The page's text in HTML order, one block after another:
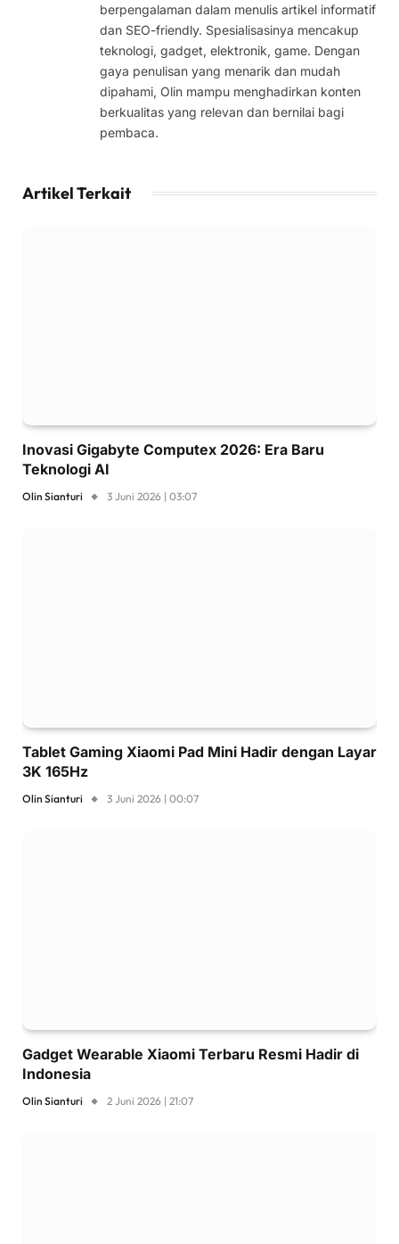
berpengalaman dalam menulis artikel informatif
dan SEO-friendly. Spesialisasinya mencakup
teknologi, gadget, elektronik, game. Dengan
gaya penulisan yang menarik dan mudah
dipahami, Olin mampu menghadirkan konten
berkualitas yang relevan dan bernilai bagi
pembaca.
Artikel Terkait
Inovasi Gigabyte Computex 2026: Era Baru
Teknologi AI
Olin Sianturi 3 Juni 2026 | 03:07
Tablet Gaming Xiaomi Pad Mini Hadir dengan Layar
3K 165Hz
Olin Sianturi 3 Juni 2026 | 00:07
Gadget Wearable Xiaomi Terbaru Resmi Hadir di
Indonesia
Olin Sianturi 2 Juni 2026 | 21:07